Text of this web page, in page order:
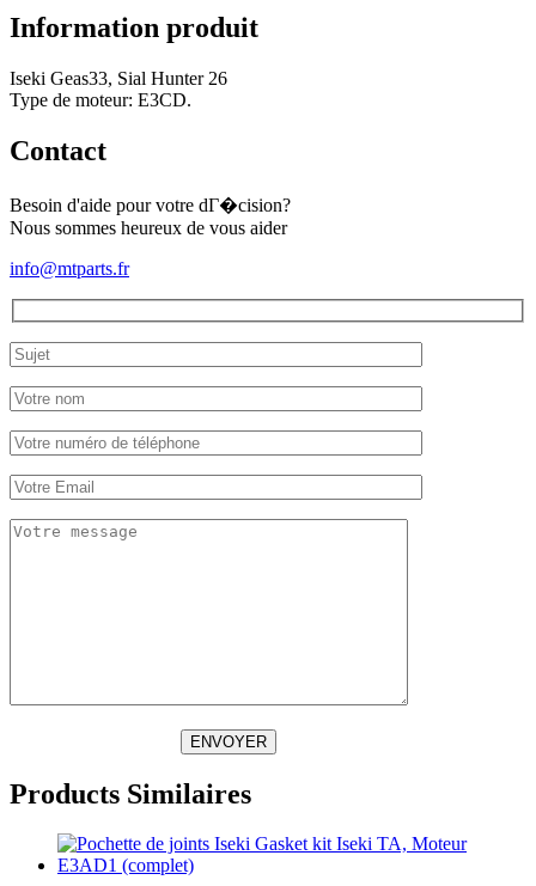
Geas33,
Sial
26
(complet)
Information produit
Iseki Geas33, Sial Hunter 26
Type de moteur: E3CD.
Contact
Besoin d'aide pour votre dГ�cision?
Nous sommes heureux de vous aider
info@mtparts.fr
ENVOYER
Products Similaires